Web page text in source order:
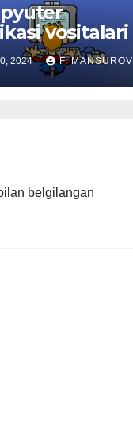
vositalari
2024 F. MANSUROV
belgilangan